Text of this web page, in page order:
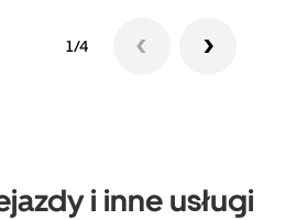
1/4
i inne usługi